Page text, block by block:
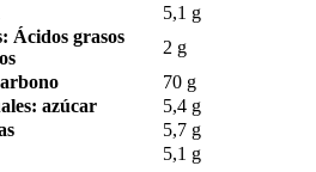
5,1 g
Ácidos grasos
2 g
70 g
azúcar
5,4 g
5,7 g
5,1 g